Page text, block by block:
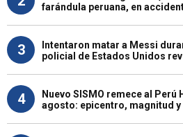
farándula peruana, en
3
Intentaron matar a Messi
policial de Estados Unidos
4
Nuevo SISMO remece al Perú
agosto: epicentro, magnitud y